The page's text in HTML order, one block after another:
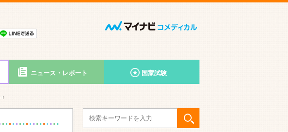
ニュース・レポート 国家試験